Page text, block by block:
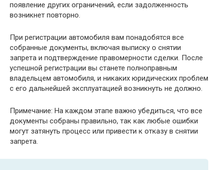
появление других ограничений, если задолженность
возникнет повторно.
При регистрации автомобиля вам понадобятся все
собранные документы, включая выписку о снятии
запрета и подтверждение правомерности сделки. После
успешной регистрации вы станете полноправным
владельцем автомобиля, и никаких юридических проблем
с его дальнейшей эксплуатацией возникнуть не должно.
Примечание: На каждом этапе важно убедиться, что все
документы собраны правильно, так как любые ошибки
могут затянуть процесс или привести к отказу в снятии
запрета.